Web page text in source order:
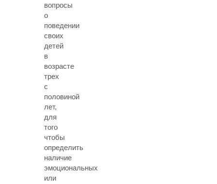
вопросы
о
поведении
своих
детей
в
возрасте
трех
с
половиной
лет,
для
того
чтобы
определить
наличие
эмоциональных
или